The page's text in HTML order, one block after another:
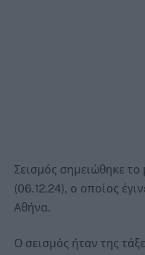
Σεισμός σημειώθηκε το
(06.12.24), ο οποίος
Αθήνα.
Ο σεισμός ήταν της